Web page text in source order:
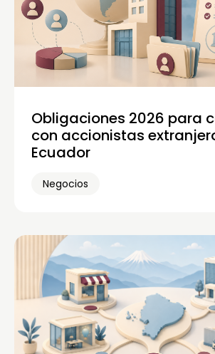
Obligaciones 2026 para
con accionistas
Ecuador
Negocios